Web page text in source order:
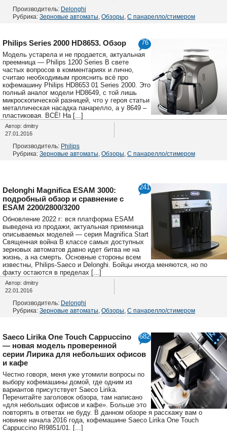
Производитель: Delonghi
Рубрика: Зерновые автоматы Обзоры С панарелло/стимером
76
Philips Series 2000 HD8653. Обзор
Модель устарела и не продается, актуальная
преемница — Philips 1200 Series В свете
частых вопросов в комментариях и лично,
считаю необходимым прояснить всё про
кофемашину Philips HD8653 01 Series 2000. Это
полный аналог модели HD8649, с той лишь
микроскопической разницей, что у героя статьи
металлическая насадка панарелло, а у 8649 –
пластиковая. ВСЁ! На [...]
Автор: dmitry
27.01.2016
Производитель: Philips
Рубрика: Зерновые автоматы Обзоры С панарелло/стимером
241
Delonghi Magnifica ESAM 3000:
подробный обзор и сравнение с
ESAM 2200/2800/3200
Обновление 2022 г: вся платформа ESAM
выведена из продажи, актуальная приемница
описываемых моделей — серия Magnifica Start
Священная война В классе самых доступных
зерновых автоматов давно идет битва не на
жизнь, а на смерть. Основные стороны всем
известны, Philips-Saeco и Delonghi. Бойцы иногда меняются, но по
факту остаются в пределах [...]
Автор: dmitry
22.01.2016
Производитель: Delonghi
Рубрика: Зерновые автоматы Обзоры С панарелло/стимером
682
Saeco Lirika One Touch Cappuccino
— новая модель проверенной
серии Лирика для небольших офисов
и кафе
Честно говоря, меня уже утомили вопросы по
выбору кофемашины домой, где одним из
вариантов присутствует Saeco Lirika.
Перечитайте заголовок обзора, там написано
«для небольших офисов и кафе». Больше это
повторять в ответах не буду. В данном обзоре я расскажу вам о
новинке начала 2016 года, кофемашине Saeco Lirika One Touch
Cappuccino RI9851/01. [...]